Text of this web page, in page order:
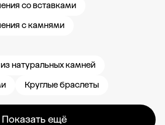
со вставками
с камнями
натуральных камней
Круглые браслеты
Показать ещё